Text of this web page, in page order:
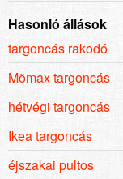
Hasonló állások
targoncás rakodó
Mömax targoncás
hétvégi targoncás
Ikea targoncás
éjszakai pultos